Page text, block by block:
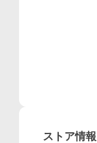
ストア情報